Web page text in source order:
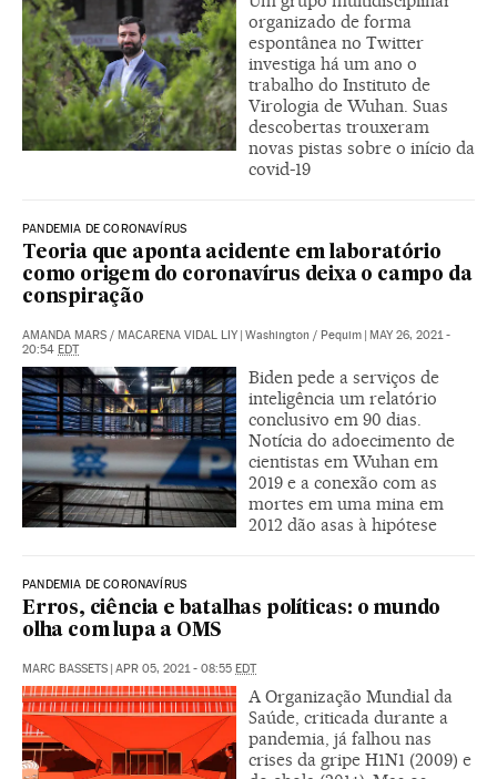
organizado de forma
espontânea no Twitter
investiga há um ano o
trabalho do Instituto de
Virologia de Wuhan. Suas
descobertas trouxeram
novas pistas sobre o início da
covid-19
PANDEMIA DE CORONAVÍRUS
Teoria que aponta acidente em laboratório
como origem do coronavírus deixa o campo da
conspiração
AMANDA MARS / MACARENA VIDAL LIY Washington / Pequim
MAY 26, 2021 -
20:54 EDT
Biden pede a serviços de
inteligência um relatório
conclusivo em 90 dias.
Notícia do adoecimento de
cientistas em Wuhan em
2019 e a conexão com as
mortes em uma mina em
2012 dão asas à hipótese
PANDEMIA DE CORONAVÍRUS
Erros, ciência e batalhas políticas: o mundo
olha com lupa a OMS
MARC BASSETS APR 05, 2021 - 08:55 EDT
A Organização Mundial da
Saúde, criticada durante a
pandemia, já falhou nas
crises da gripe H1N1 (2009) e